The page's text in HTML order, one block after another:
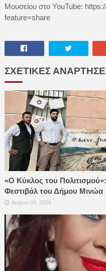
Μουσείου στο YouTube:
feature=share
ΣΧΕΤΙΚΕΣ
«Ο Κύκλος του
Φεστιβάλ του Δήμου Μινώα
August 04, 2026